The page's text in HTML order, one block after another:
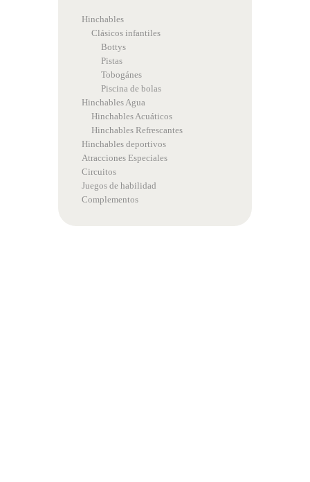
Hinchables
Clásicos infantiles
Bottys
Pistas
Tobogánes
Piscina de bolas
Hinchables Agua
Hinchables Acuáticos
Hinchables Refrescantes
Hinchables deportivos
Atracciones Especiales
Circuitos
Juegos de habilidad
Complementos